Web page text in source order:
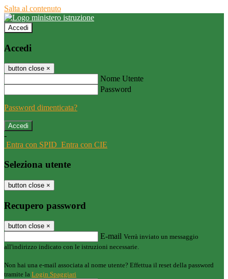
Salta al contenuto
Accedi
Accedi
button close ×
Nome Utente
Password
Password dimenticata?
-
Entra con SPID Entra con CIE
Seleziona utente
button close ×
Recupero password
button close ×
E-mail Verrà inviato un messaggio
all'indirizzo indicato con le istruzioni necessarie.
Non hai una e-mail associata al nome utente? Effettua il reset della password
tramite la Login Spaggiari